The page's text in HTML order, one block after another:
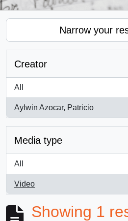
Narrow your
Creator
All
Aylwin Azocar, Patricio
, 1 results
Media type
All
Video
, 1 results
Showing 1